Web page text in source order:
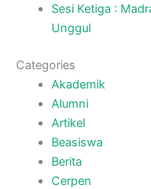
Sesi Ketiga :
Unggul
Categories
Akademik
Alumni
Artikel
Beasiswa
Berita
Cerpen